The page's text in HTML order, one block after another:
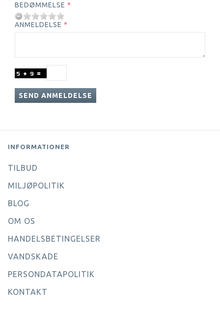
BEDØMMELSE
ANMELDELSE
SEND ANMELDELSE
INFORMATIONER
TILBUD
MILJØPOLITIK
BLOG
OM OS
HANDELSBETINGELSER
VANDSKADE
PERSONDATAPOLITIK
KONTAKT